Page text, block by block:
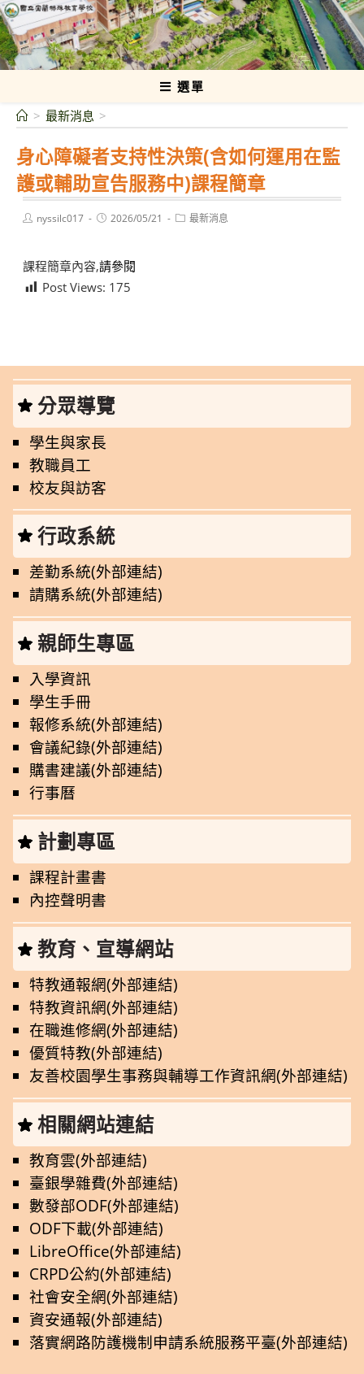
跳
轉
至
主
國立宜蘭特殊教育學校
選單
身心障礙者支持性決策(含如何運用在監
護或輔助宣告服務中)課程簡章
> 最新消息 >
Postnyssilc017
Post2026/05/21
Post最新消息
課程簡章內容,請參閱
Post Views: 175
分眾導覽
學生與家長
教職員工
校友與訪客
行政系統
差勤系統(外部連結)
請購系統(外部連結)
親師生專區
入學資訊
學生手冊
報修系統(外部連結)
會議紀錄(外部連結)
購書建議(外部連結)
行事曆
計劃專區
課程計畫書
內控聲明書
教育、宣導網站
特教通報網(外部連結)
特教資訊網(外部連結)
在職進修網(外部連結)
優質特教(外部連結)
友善校園學生事務與輔導工作資訊網(外部連結)
相關網站連結
教育雲(外部連結)
臺銀學雜費(外部連結)
數發部ODF(外部連結)
ODF下載(外部連結)
LibreOffice(外部連結)
CRPD公約(外部連結)
社會安全網(外部連結)
資安通報(外部連結)
落實網路防護機制申請系統服務平臺(外部連結)